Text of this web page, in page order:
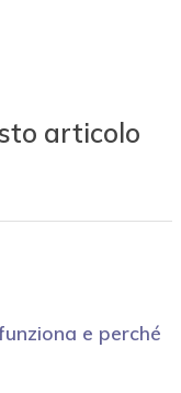
articolo
e perché